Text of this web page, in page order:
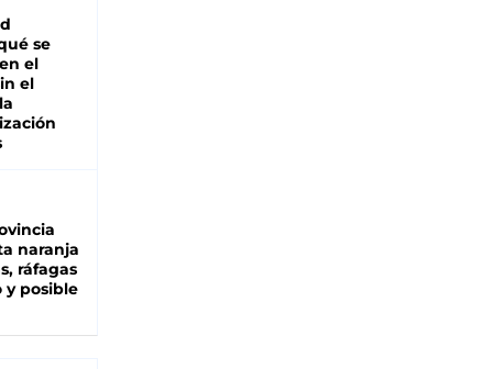
se
el
el
naranja
ráfagas
y posible